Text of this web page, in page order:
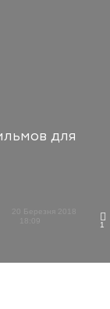
для
20 Березня 2018
18:09
1